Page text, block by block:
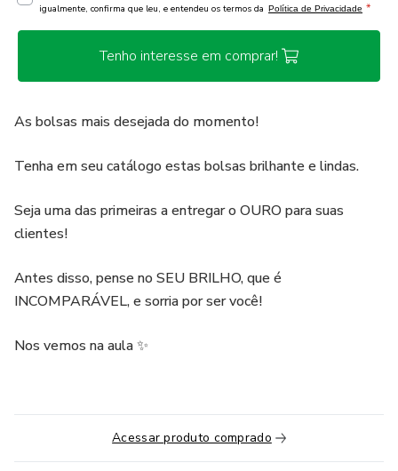
igualmente, confirma que leu, e entendeu os termos da Política de Privacidade *
Tenho interesse em comprar!
As bolsas mais desejada do momento!
Tenha em seu catálogo estas bolsas brilhante e lindas.
Seja uma das primeiras a entregar o OURO para suas
clientes!
Antes disso, pense no SEU BRILHO, que é
INCOMPARÁVEL, e sorria por ser você!
Nos vemos na aula ✨
Acessar produto comprado